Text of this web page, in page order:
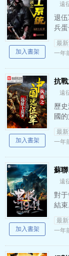
遠
退
兵
饞
還
最
一年
加入書架
抗
遠
歷
國
甸
島
最
一年
加入書架
蘇聯
遠
對
結
束
聯
最
一年
加入書架